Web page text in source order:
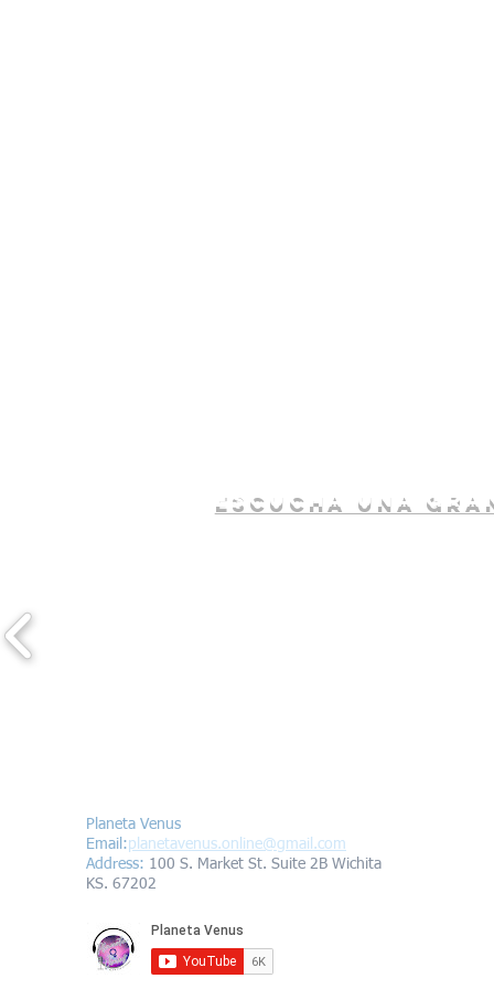
escucha una
Planeta Venus
Email:planetavenus.online@gmail.com
Address: 100 S. Market St. Suite 2B Wichita
KS. 67202